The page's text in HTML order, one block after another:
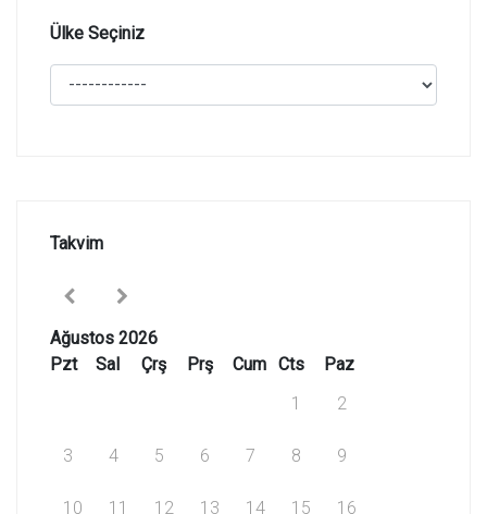
Ülke Seçiniz
Takvim
Ağustos 2026
Pzt
Sal Çrş Prş Cum Cts
Paz
1
2
3 4 5 6 7 8 9
10 11 12 13 14 15 16